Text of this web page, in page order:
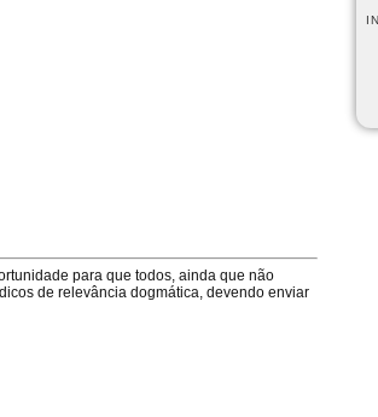
para que todos, ainda que não
de relevância dogmática, devendo enviar